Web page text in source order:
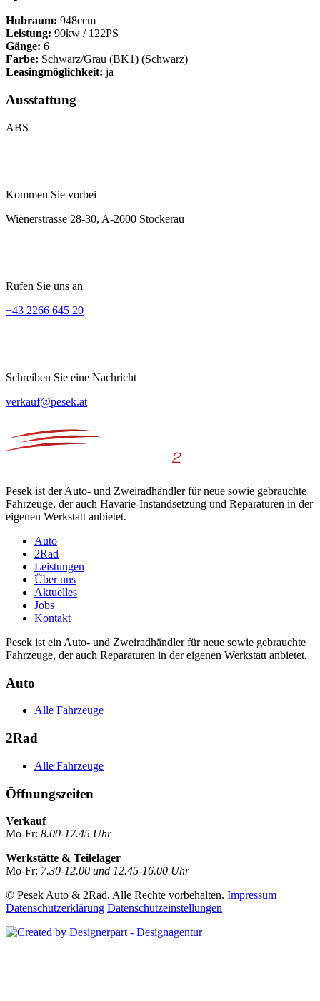
Hubraum: 948ccm
Leistung: 90kw / 122PS
Gänge: 6
Farbe: Schwarz/Grau (BK1) (Schwarz)
Leasingmöglichkeit: ja
Ausstattung
ABS
Kommen Sie vorbei
Wienerstrasse 28-30, A-2000 Stockerau
Rufen Sie uns an
+43 2266 645 20
Schreiben Sie eine Nachricht
verkauf@pesek.at
Pesek ist der Auto- und Zweiradhändler für neue sowie gebrauchte
Fahrzeuge, der auch Havarie-Instandsetzung und Reparaturen in der
eigenen Werkstatt anbietet.
Auto
2Rad
Leistungen
Über uns
Aktuelles
Jobs
Kontakt
Pesek ist ein Auto- und Zweiradhändler für neue sowie gebrauchte
Fahrzeuge, der auch Reparaturen in der eigenen Werkstatt anbietet.
Auto
Alle Fahrzeuge
2Rad
Alle Fahrzeuge
Öffnungszeiten
Verkauf
Mo-Fr: 8.00-17.45 Uhr
Werkstätte & Teilelager
Mo-Fr: 7.30-12.00 und 12.45-16.00 Uhr
© Pesek Auto & 2Rad. Alle Rechte vorbehalten. Impressum
Datenschutzerklärung Datenschutzeinstellungen